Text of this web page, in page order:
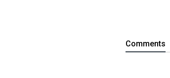
Comments